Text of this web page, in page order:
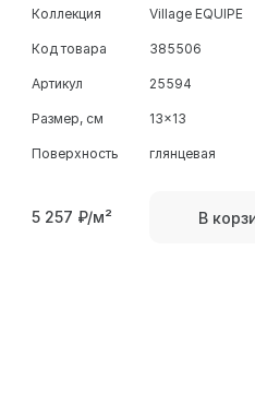
Коллекция Village EQUIPE
Код товара 385506
Артикул 25594
Размер, см 13x13
Поверхность глянцевая
5 257 ₽/м² В